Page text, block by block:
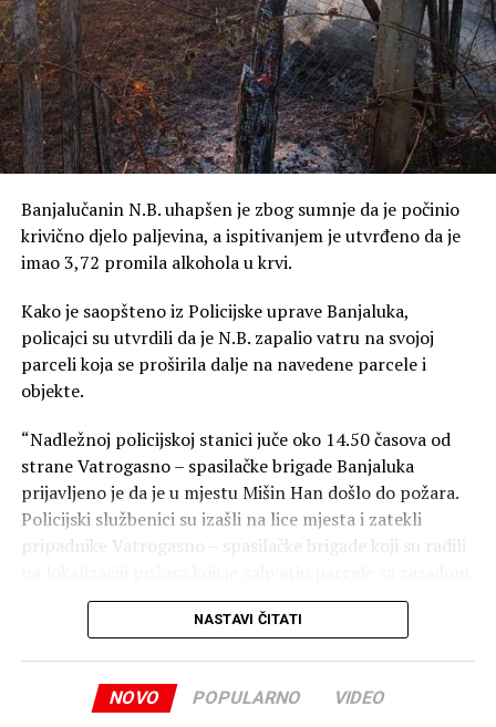
Banjalučanin N.B. uhapšen je zbog sumnje da je počinio
krivično djelo paljevina, a ispitivanjem je utvrđeno da je
imao 3,72 promila alkohola u krvi.
Kako je saopšteno iz Policijske uprave Banjaluka,
policajci su utvrdili da je N.B. zapalio vatru na svojoj
parceli koja se proširila dalje na navedene parcele i
objekte.
“Nadležnoj policijskoj stanici juče oko 14.50 časova od
strane Vatrogasno – spasilačke brigade Banjaluka
prijavljeno je da je u mjestu Mišin Han došlo do požara.
Policijski službenici su izašli na lice mjesta i zatekli
pripadnike Vatrogasno – spasilačke brigade koji su radili
lješnjaka, dva pomoćna objekta, porodičnu kuću i krov
druge porodične kuće”, naveli su oni.
Okružnog javnog tužilaštva Banjaluka.
NASTAVI ČITATI
NOVO POPULARNO VIDEO